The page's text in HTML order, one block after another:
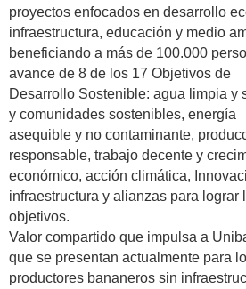
proyectos enfocados en desarrollo
infraestructura, educación y medio
beneficiando a más de 100.000
avance de 8 de los 17 Objetivos de
Desarrollo Sostenible: agua limpia y
y comunidades sostenibles, energía
asequible y no contaminante,
responsable, trabajo decente y
económico, acción climática,
infraestructura y alianzas para lograr
objetivos.
Valor compartido que impulsa a
que se presentan actualmente para
productores bananeros sin